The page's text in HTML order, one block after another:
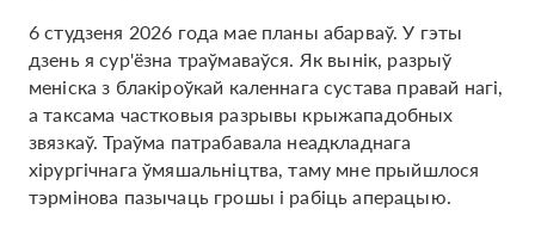
6 студзеня 2026 года мае планы абарваў. У гэты
дзень я сур'ёзна траўмаваўся. Як вынік, разрыў
меніска з блакіроўкай каленнага сустава правай нагі,
а таксама частковыя разрывы крыжападобных
звязкаў. Траўма патрабавала неадкладнага
хірургічнага ўмяшальніцтва, таму мне прыйшлося
тэрмінова пазычаць грошы і рабіць аперацыю.